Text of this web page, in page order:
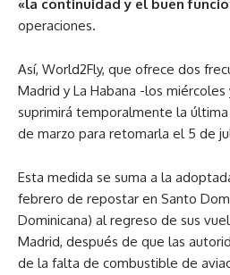
«la continuidad y el buen
operaciones.
Así, World2Fly, que ofrece dos
Madrid y La Habana -los
suprimirá temporalmente la
de marzo para retomarla el 5 de
Esta medida se suma a la
febrero de repostar en Santo
Dominicana) al regreso de sus
Madrid, después de que las
de la falta de combustible de